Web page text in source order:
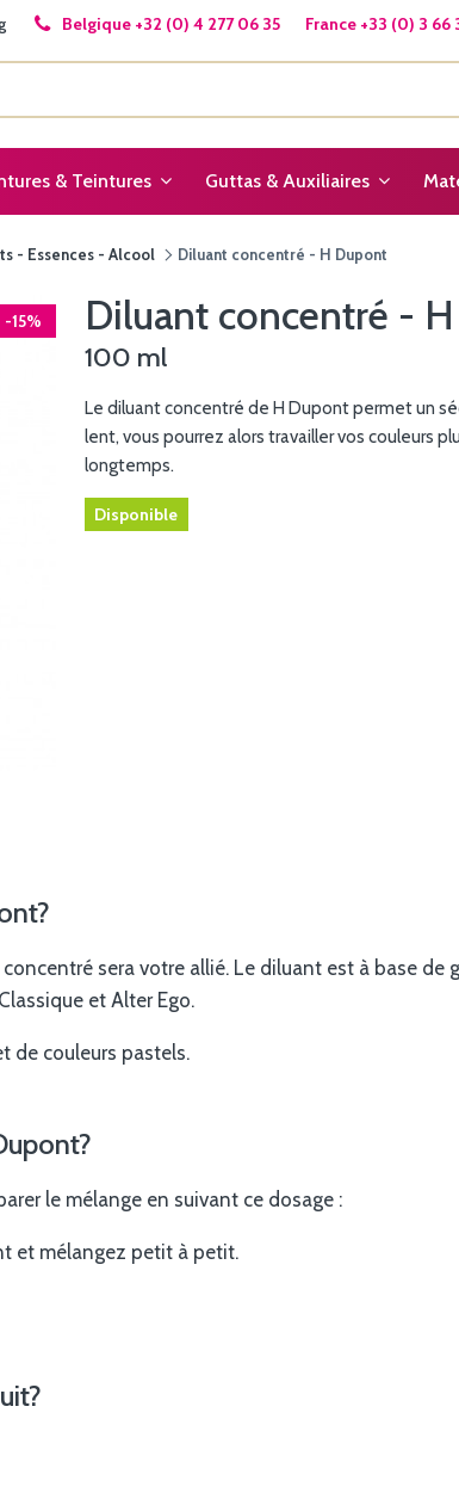
Belgique +32 (0) 4 277 06 35 France +33 (0) 3 66
& Teintures Guttas & Auxiliaires
- Essences - Alcool Diluant concentré - H Dupont
Diluant concentré -
100 ml
-15%
Le diluant concentré de H Dupont permet un
lent, vous pourrez alors travailler vos couleurs
longtemps.
Disponible
sera votre allié. Le diluant est à base de
et Alter Ego.
de couleurs pastels.
le mélange en suivant ce dosage :
et mélangez petit à petit.